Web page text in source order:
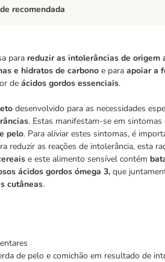
para reduzir as intolerâncias de
e hidratos de carbono e para apoiar a
de ácidos gordos essenciais.
desenvolvido para as necessidades
. Estas manifestam-se em sintomas
pelo. Para aliviar estes sintomas, é
reduzir as reações de intolerância, esta
e este alimento sensível contém
ácidos gordos ómega 3, que
cutâneas.
de pelo e comichão em resultado de
recomendada